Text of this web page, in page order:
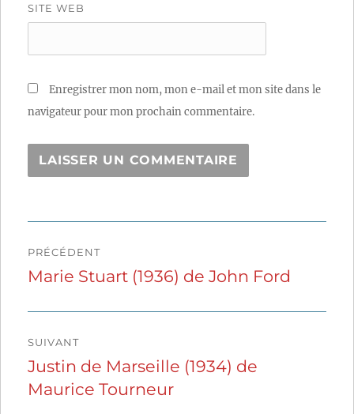
SITE WEB
Enregistrer mon nom, mon e-mail et mon site dans le
navigateur pour mon prochain commentaire.
de
PRÉCÉDENT
Publication
Marie Stuart (1936) de John Ford
SUIVANT
Publication
suivante :
Justin de Marseille (1934) de
Maurice Tourneur